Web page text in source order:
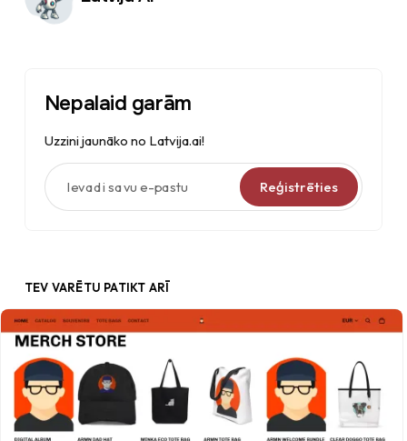
Nepalaid garām
Uzzini jaunāko no Latvija.ai!
Ievadi savu e-pastu
Reģistrēties
TEV VARĒTU PATIKT ARĪ